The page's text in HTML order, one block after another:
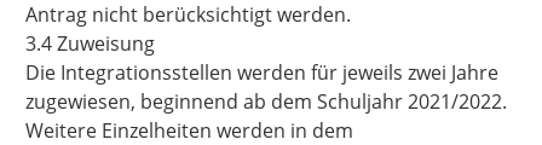
Antrag nicht berücksichtigt werden.
3.4 Zuweisung
Die Integrationsstellen werden für jeweils zwei Jahre
zugewiesen, beginnend ab dem Schuljahr 2021/2022.
Weitere Einzelheiten werden in dem